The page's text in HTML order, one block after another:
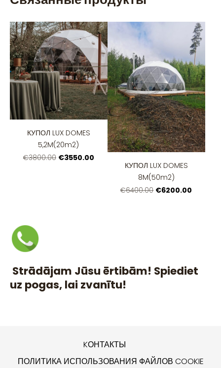
Strādājam Jūsu ērtibām! Spiediet
uz pogas, lai zvanītu!
КУПОЛ LUX DOMES
5,2M(20m2)
€3800.00 €3550.00
КУПОЛ LUX DOMES
8M(50m2)
€6400.00 €6200.00
KОНТАКТЫ
ПОЛИТИКА ИСПОЛЬЗОВАНИЯ ФАЙЛОВ COOKIE